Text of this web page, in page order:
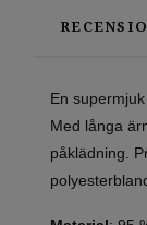
En
Med långa
påklädning.